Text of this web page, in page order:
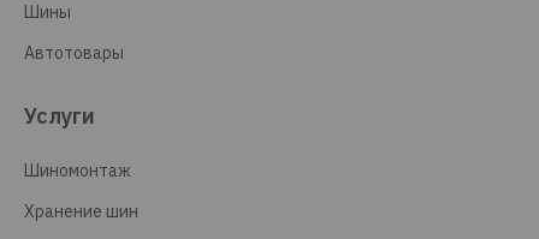
Шины
Автотовары
Услуги
Шиномонтаж
Хранение шин